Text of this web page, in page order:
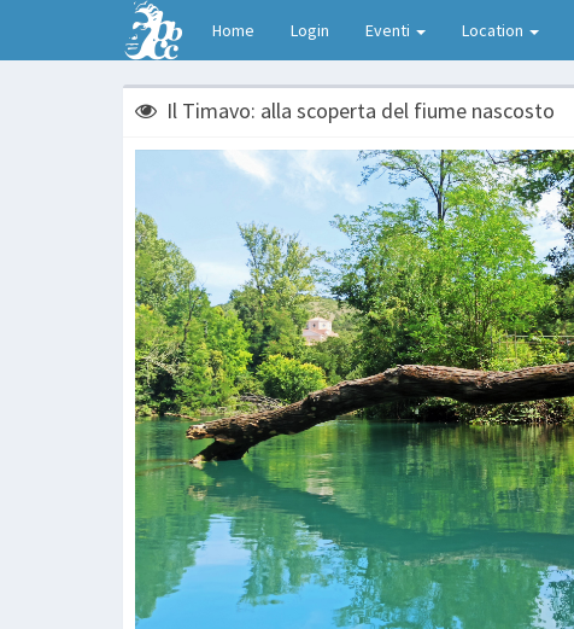
Home Login Eventi Location
Il Timavo: alla scoperta del fiume nascosto